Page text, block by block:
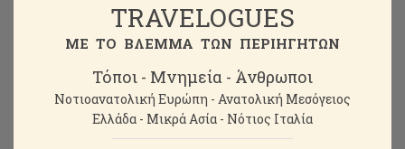
TRAVELOGUES
ME TO BΛΕΜΜΑ ΤΩΝ ΠΕΡΙΗΓΗΤΩΝ
Τόποι - Μνημεία - Άνθρωποι
Νοτιοανατολική Ευρώπη - Ανατολική Μεσόγειος
Ελλάδα - Μικρά Ασία - Νότιος Ιταλία